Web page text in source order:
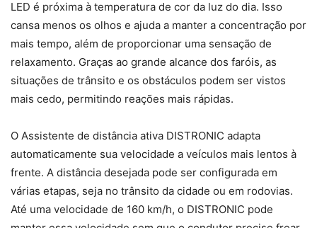
LED é próxima à temperatura de cor da luz do dia. Isso
cansa menos os olhos e ajuda a manter a concentração por
mais tempo, além de proporcionar uma sensação de
relaxamento. Graças ao grande alcance dos faróis, as
situações de trânsito e os obstáculos podem ser vistos
mais cedo, permitindo reações mais rápidas.
O Assistente de distância ativa DISTRONIC adapta
automaticamente sua velocidade a veículos mais lentos à
frente. A distância desejada pode ser configurada em
várias etapas, seja no trânsito da cidade ou em rodovias.
Até uma velocidade de 160 km/h, o DISTRONIC pode